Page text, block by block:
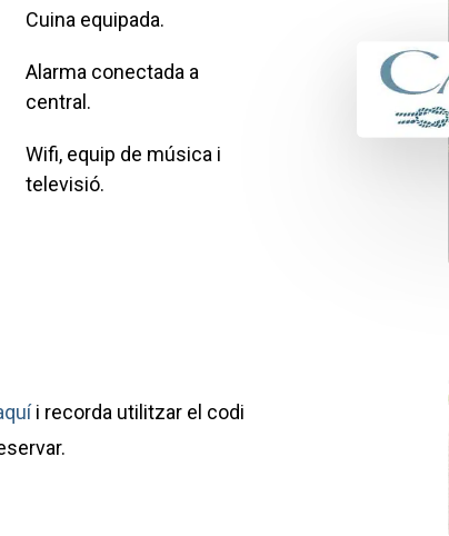
Cuina equipada.
Alarma conectada a
central.
Wifi, equip de música i
televisió.
i recorda utilitzar el codi